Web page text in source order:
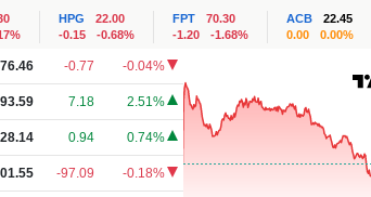
HPG
22.00
-0.15
-0.68%
FPT
70.30
-1.20
-1.68%
ACB
22.45
0.00
0.00%
-0.77 -0.04%
7.18 2.51%
0.94 0.74%
-97.09 -0.18%